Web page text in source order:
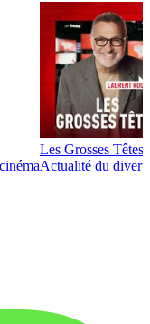
Les Grosses Têtes
Actualité du